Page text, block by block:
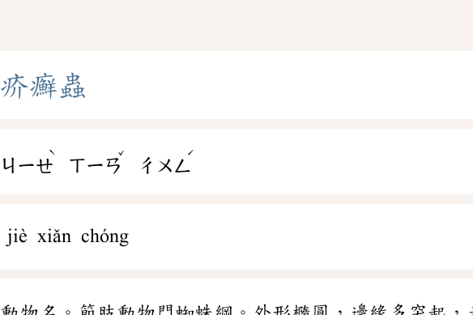
疥癬蟲
ㄐㄧㄝ
ˋ
ㄒㄧㄢ
ˇ
ㄔㄨㄥ
ˊ
jiè xiǎn chóng